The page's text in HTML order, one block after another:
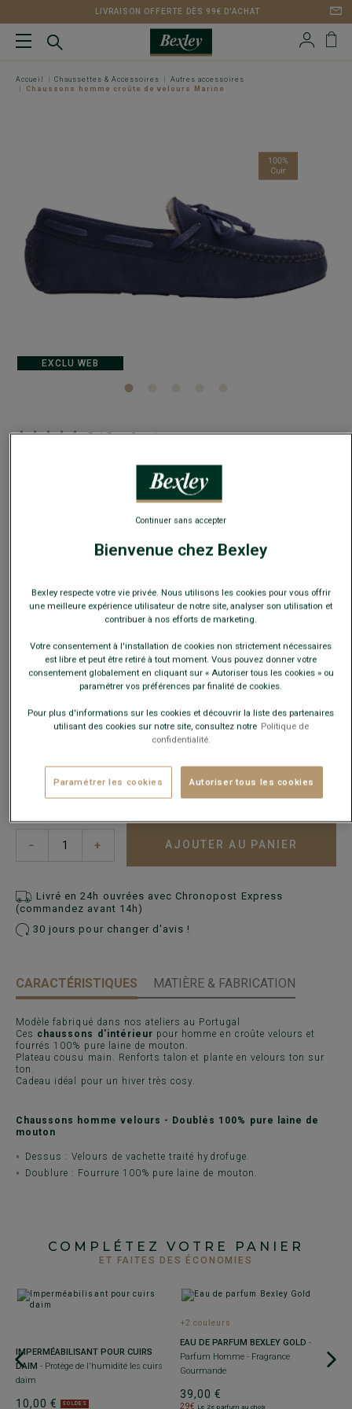
LIVRAISON OFFERTE DÈS 99€ D'ACHAT
Accueil Chaussettes & Accessoires
Autres accessoires
Chaussons homme croûte de velours Marine
5 / 5- 2avis
Chaussons homme croûte de velours Marine
Doublure en laine véritable
Payez en plusieurs fois dès 199€ d'achat
Ce modèle chausse petit, choisir la pointure au-dessus de
− + AJOUTER AU PANIER
Livré en 24h ouvrées avec Chronopost Express
(commandez avant 14h)
30 jours pour changer d'avis !
EXCLU WEB
CARACTÉRISTIQUES MATIÈRE & FABRICATION
Modèle fabriqué dans nos ateliers au Portugal
Ces chaussons d'intérieur pour homme en croûte velours et
fourrés 100% pure laine de mouton.
Plateau cousu main. Renforts talon et plante en velours ton sur
ton.
Cadeau idéal pour un hiver très cosy.
Chaussons homme velours - Doublés 100% pure laine de
mouton
Dessus : Velours de vachette traité hydrofuge.
Doublure : Fourrure 100% pure laine de mouton.
COMPLÉTEZ VOTRE PANIER
ET FAITES DES ÉCONOMIES
IMPERMÉABILISANT POUR CUIRS
DAIM - Protège de l'humidité les cuirs
daim
10,00 € SOLDES
+2 couleurs
EAU DE PARFUM BEXLEY GOLD -
Parfum Homme - Fragrance
Gourmande
39,00 €
29€ Le 2e parfum au choix
Bienvenue chez Bexley
Bexley respecte votre vie privée. Nous utilisons les cookies pour vous offrir
une meilleure expérience utilisateur de notre site, analyser son utilisation et
contribuer à nos efforts de marketing.
Votre consentement à l'installation de cookies non strictement nécessaires
est libre et peut être retiré à tout moment. Vous pouvez donner votre
consentement globalement en cliquant sur « Autoriser tous les cookies » ou
paramétrer vos préférences par finalité de cookies.
Pour plus d'informations sur les cookies et découvrir la liste des partenaires
utilisant des cookies sur notre site, consultez notre Politique de
confidentialité.
Paramétrer les cookies Autoriser tous les cookies
Continuer sans accepter